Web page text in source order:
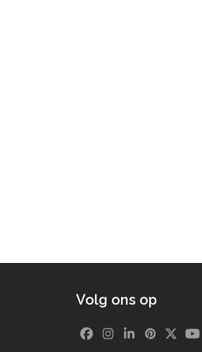
Volg ons op
Facebook
Instagram
LinkedIn
Pinterest